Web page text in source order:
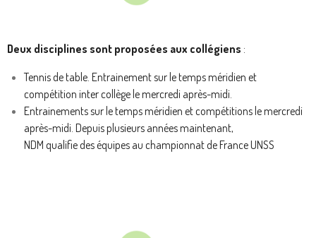
Deux disciplines sont proposées aux collégiens :
Tennis de table. Entrainement sur le temps méridien et
compétition inter collège le mercredi après-midi.
Entrainements sur le temps méridien et compétitions le mercredi
après-midi. Depuis plusieurs années maintenant,
NDM qualifie des équipes au championnat de France UNSS